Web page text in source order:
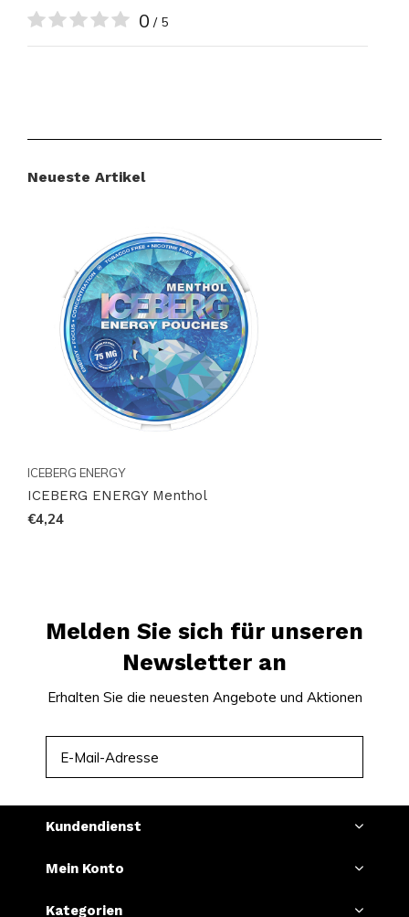
0 / 5
Neueste Artikel
ICEBERG ENERGY
ICEBERG ENERGY Menthol
€4,24
Melden Sie sich für unseren
Newsletter an
Erhalten Sie die neuesten Angebote und Aktionen
Kundendienst
Mein Konto
Kategorien